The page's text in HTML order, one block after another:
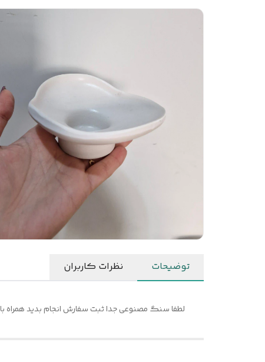
توضیحات نظرات کاربران
لطفا سنگ مصنوعی جدا ثبت سفارش انجام بدید همراه